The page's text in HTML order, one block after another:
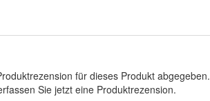
für dieses Produkt abgegeben.
Sie jetzt eine Produktrezension.